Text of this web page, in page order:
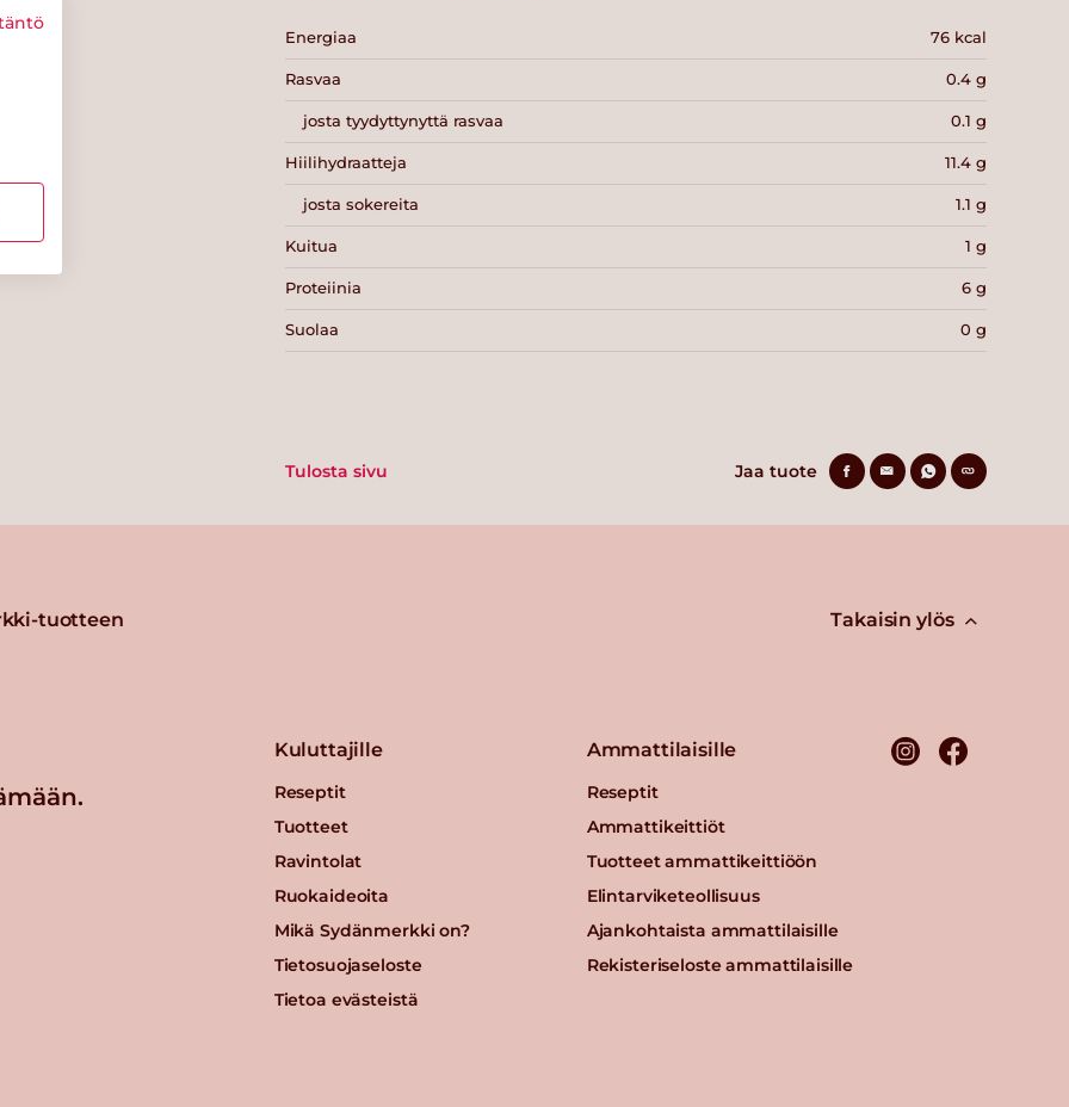
Energiaa 76 kcal
Rasvaa 0.4 g
josta tyydyttynyttä rasvaa 0.1 g
Hiilihydraatteja 11.4 g
josta sokereita 1.1 g
Kuitua 1 g
Proteiinia 6 g
Suolaa 0 g
Tulosta sivu Jaa tuote
tuotteen Takaisin ylös
Kuluttajille
Reseptit
Tuotteet
Ravintolat
Ruokaideoita
Mikä Sydänmerkki on?
Tietosuojaseloste
Tietoa evästeistä
Ammattilaisille
Reseptit
Ammattikeittiöt
Tuotteet ammattikeittiöön
Elintarviketeollisuus
Ajankohtaista ammattilaisille
Rekisteriseloste ammattilaisille